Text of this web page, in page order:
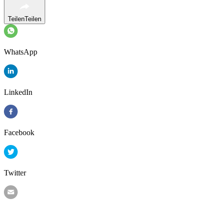
TeilenTeilen
WhatsApp
LinkedIn
Facebook
Twitter